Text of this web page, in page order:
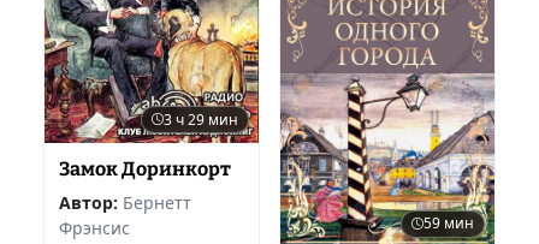
3 ч 29 мин
Замок Доринкорт
Автор: Бернетт
Фрэнсис
59 мин